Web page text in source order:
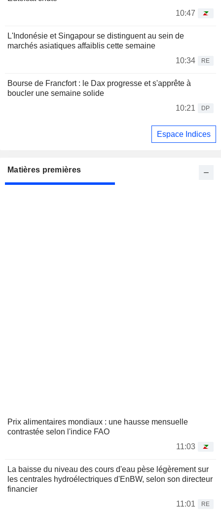
10:47
L'Indonésie et Singapour se distinguent au sein de
marchés asiatiques affaiblis cette semaine
10:34
RE
Bourse de Francfort : le Dax progresse et s'apprête à
boucler une semaine solide
10:21
DP
Espace Indices
Matières premières
Prix alimentaires mondiaux : une hausse mensuelle
contrastée selon l'indice FAO
11:03
La baisse du niveau des cours d'eau pèse légèrement sur
les centrales hydroélectriques d'EnBW, selon son directeur
financier
11:01
RE